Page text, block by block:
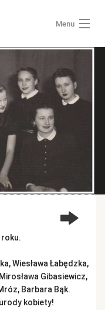
Menu
Wiesława Łabędzka,
Gibasiewicz,
Barbara Bąk.
kobiety!